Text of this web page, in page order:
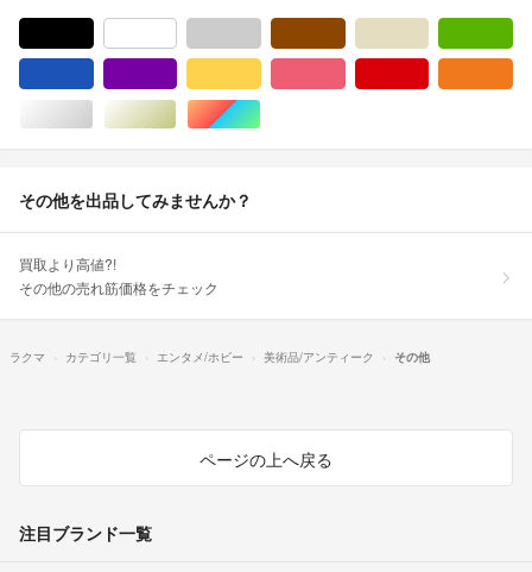
シルバー/銀色系ゴールド/金色系マルチカラー
その他を出品してみませんか？
買取より高値?!
その他の売れ筋価格をチェック
ラクマ カテゴリ一覧 エンタメ/ホビー 美術品/アンティーク その他
ページの上へ戻る
注目ブランド一覧